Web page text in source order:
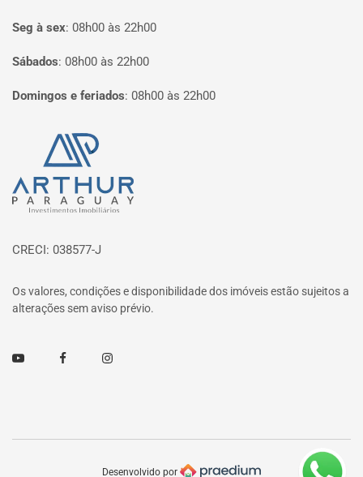
Seg à sex: 08h00 às 22h00
Sábados: 08h00 às 22h00
Domingos e feriados: 08h00 às 22h00
Página inicial
CRECI: 038577-J
Os valores, condições e disponibilidade dos imóveis estão sujeitos a
alterações sem aviso prévio.
Youtube FacebookInstagram
Desenvolvido por